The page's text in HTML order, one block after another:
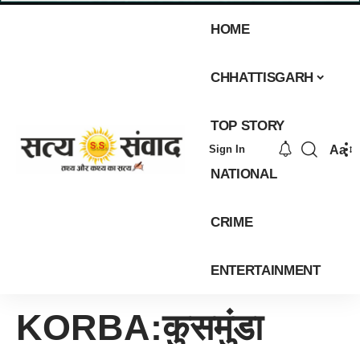
HOME
CHHATTISGARH
TOP STORY
NATIONAL
CRIME
ENTERTAINMENT
Sign In Aa
KORBA:कुसमुंडा